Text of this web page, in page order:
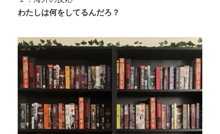
わたしは何をしてるんだろ？